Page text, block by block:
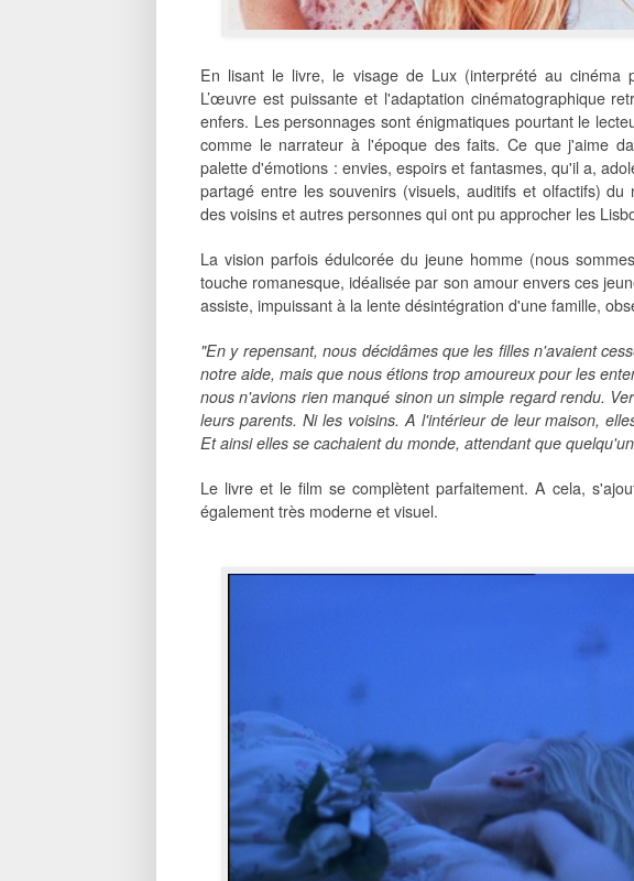
En lisant le livre, le visage de Lux (interprété au cinéma
L’œuvre est puissante et l'adaptation cinématographique
enfers. Les personnages sont énigmatiques pourtant le
comme le narrateur à l'époque des faits. Ce que j'aime
palette d'émotions : envies, espoirs et fantasmes, qu'il a,
partagé entre les souvenirs (visuels, auditifs et olfactifs)
des voisins et autres personnes qui ont pu approcher les
La vision parfois édulcorée du jeune homme (nous
touche romanesque, idéalisée par son amour envers ces
assiste, impuissant à la lente désintégration d'une famille,
"En y repensant, nous décidâmes que les filles n'avaient
notre aide, mais que nous étions trop amoureux pour les
nous n'avions rien manqué sinon un simple regard rendu.
leurs parents. Ni les voisins. A l'intérieur de leur maison,
Et ainsi elles se cachaient du monde, attendant que
Le livre et le film se complètent parfaitement. A cela,
également très moderne et visuel.